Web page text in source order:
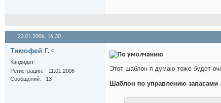
23.01.2006, 16:30
Тимофей Г.
Кандидат
Регистрация
11.01.2006
Сообщений
13
Этот шаблон я думаю тоже будет
Шаблон по управлению запасами